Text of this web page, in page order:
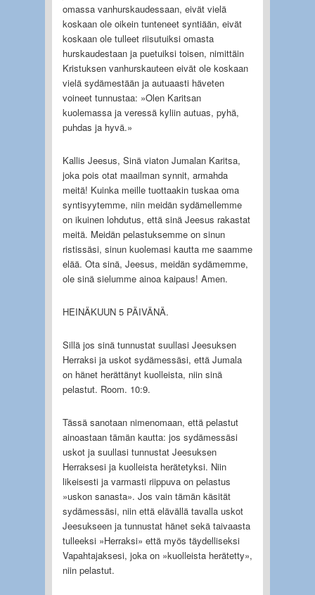
omassa vanhurskaudessaan, eivät vielä
koskaan ole oikein tunteneet syntiään, eivät
koskaan ole tulleet riisutuiksi omasta
hurskaudestaan ja puetuiksi toisen, nimittäin
Kristuksen vanhurskauteen eivät ole koskaan
vielä sydämestään ja autuaasti häveten
voineet tunnustaa: »Olen Karitsan
kuolemassa ja veressä kyliin autuas, pyhä,
puhdas ja hyvä.»
Kallis Jeesus, Sinä viaton Jumalan Karitsa,
joka pois otat maailman synnit, armahda
meitä! Kuinka meille tuottaakin tuskaa oma
syntisyytemme, niin meidän sydämellemme
on ikuinen lohdutus, että sinä Jeesus rakastat
meitä. Meidän pelastuksemme on sinun
ristissäsi, sinun kuolemasi kautta me saamme
elää. Ota sinä, Jeesus, meidän sydämemme,
ole sinä sielumme ainoa kaipaus! Amen.
HEINÄKUUN 5 PÄIVÄNÄ.
Sillä jos sinä tunnustat suullasi Jeesuksen
Herraksi ja uskot sydämessäsi, että Jumala
on hänet herättänyt kuolleista, niin sinä
pelastut. Room. 10:9.
Tässä sanotaan nimenomaan, että pelastut
ainoastaan tämän kautta: jos sydämessäsi
uskot ja suullasi tunnustat Jeesuksen
Herraksesi ja kuolleista herätetyksi. Niin
likeisesti ja varmasti riippuva on pelastus
»uskon sanasta». Jos vain tämän käsität
sydämessäsi, niin että elävällä tavalla uskot
Jeesukseen ja tunnustat hänet sekä taivaasta
tulleeksi »Herraksi» että myös täydelliseksi
Vapahtajaksesi, joka on »kuolleista herätetty»,
niin pelastut.